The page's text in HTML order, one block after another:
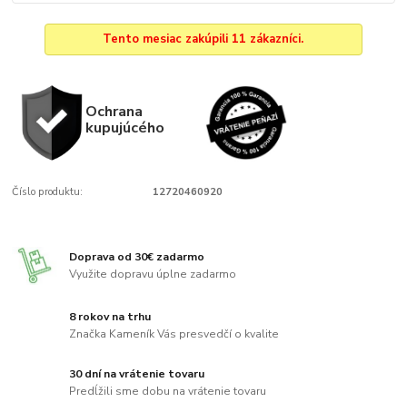
Tento mesiac zakúpili 11 zákazníci.
Ochrana
kupujúcého
Číslo produktu: 12720460920
Doprava od 30€ zadarmo
Využite dopravu úplne zadarmo
8 rokov na trhu
Značka Kameník Vás presvedčí o kvalite
30 dní na vrátenie tovaru
Predĺžili sme dobu na vrátenie tovaru